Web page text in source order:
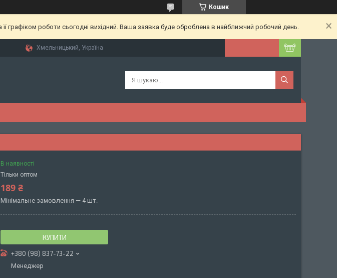
Кошик
роботи сьогодні вихідний. Ваша заявка буде оброблена в найближчий робочий день.
Хмельницький, Україна
В наявності
Тільки оптом
189 ₴
Мінімальне замовлення — 4 шт.
КУПИТИ
+380 (98) 837-73-22
Менеджер